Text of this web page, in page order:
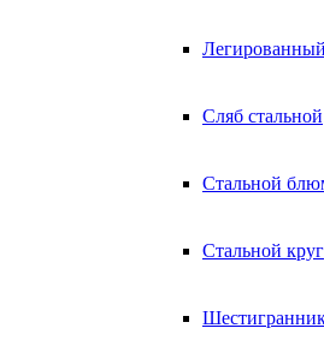
Сляб стальной
Стальной
Стальной круг